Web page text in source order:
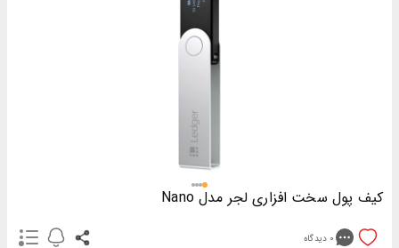
کیف پول سخت افزاری لجر مدل Nano
0 دیدگاه